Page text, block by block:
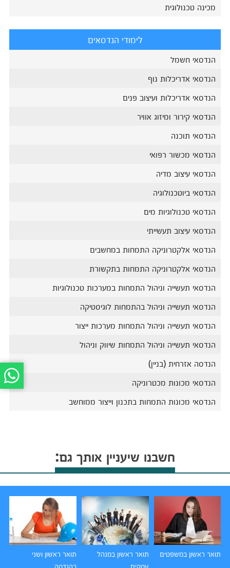
מכינה טכנולוגית
לימודי הנדסאים
הנדסאי חשמל
הנדסאי אדריכלות נוף
הנדסאי אדריכלות ועיצוב פנים
הנדסאי קירור ומיזוג אוויר
הנדסאי תוכנה
הנדסאי מכשור רפואי
הנדסאי עיצוב מדיה
הנדסאי ביוטכנולוגיה
הנדסאי טכנולוגיות מים
הנדסאי עיצוב תעשייתי
הנדסאי אלקטרוניקה התמחות במחשבים
הנדסאי אלקטרוניקה התמחות בתקשורת
הנדסאי תעשייה וניהול התמחות במערכות טכנולוגיות
הנדסאי תעשייה וניהול בהתמחות לוגיסטיקה
הנדסאי תעשייה וניהול התמחות מערכות ייצור
הנדסאי תעשייה וניהול התמחות שיווק וניהול
הנדסה אזרחית (בניין)
הנדסאי מכונות מכטרוניקה
הנדסאי מכונות התמחות בתכנון וייצור ממוחשב
חשבנו שיעניין אותך גם:
תואר ראשון במשפטים
תואר ראשון במנהל
תואר ראשון ושני